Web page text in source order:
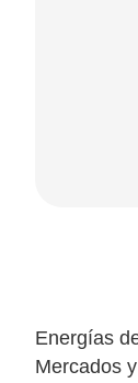
Energías
Mercados